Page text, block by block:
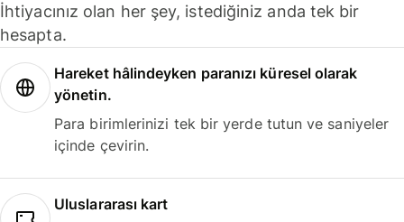
İhtiyacınız olan her şey, istediğiniz anda tek bir
hesapta.
Hareket hâlindeyken paranızı küresel olarak
yönetin.
Para birimlerinizi tek bir yerde tutun ve saniyeler
içinde çevirin.
Uluslararası kart